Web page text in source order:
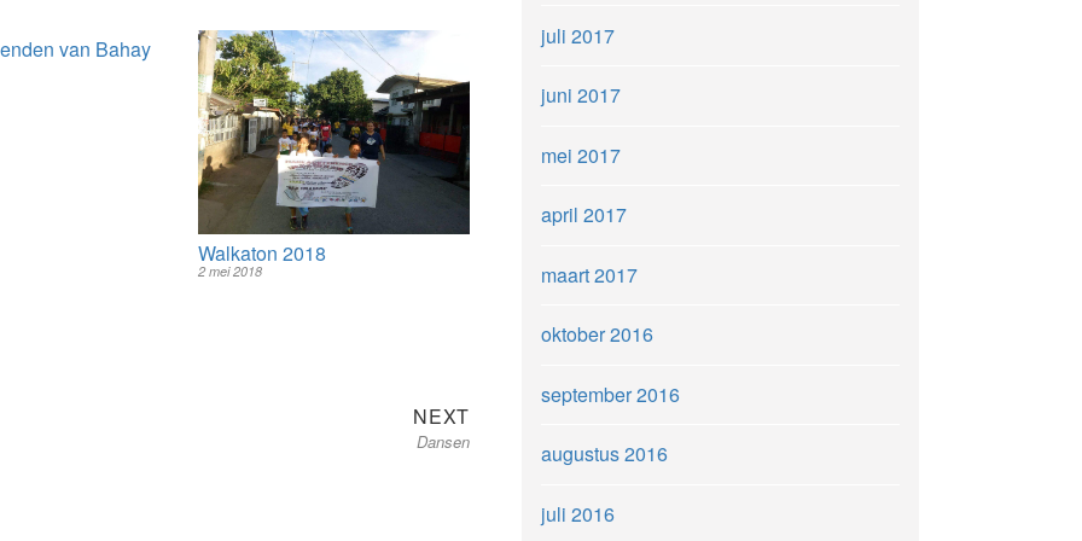
van Bahay
Walkaton 2018
2 mei 2018
NEXTNext
post:
Dansen
juli 2017
juni 2017
mei 2017
april 2017
maart 2017
oktober 2016
september 2016
augustus 2016
juli 2016